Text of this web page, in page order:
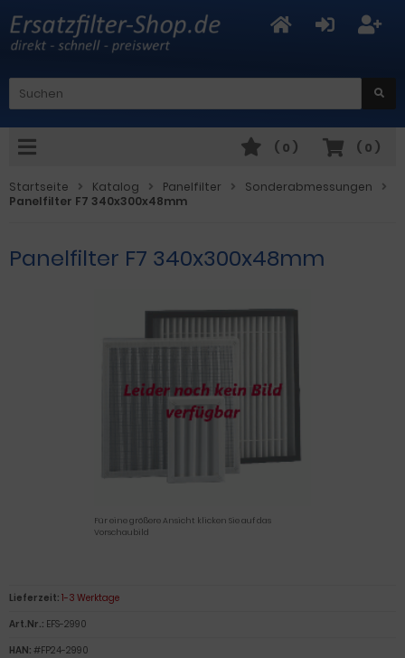
( 0 )
( 0 )
Startseite Katalog Panelfilter
Sonderabmessungen
Panelfilter F7 340x300x48mm
Panelfilter F7 340x300x48mm
Für eine größere Ansicht klicken Sie auf das
Vorschaubild
Lieferzeit: 1-3 Werktage
Art.Nr.: EFS-2990
HAN: #FP24-2990